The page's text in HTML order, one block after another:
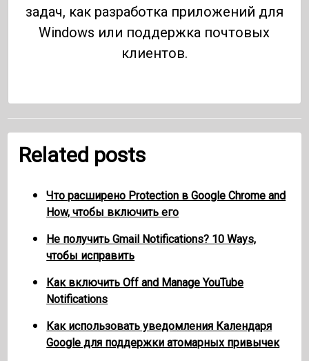
задач, как разработка приложений для
Windows или поддержка почтовых
клиентов.
Related posts
Что расширено Protection в Google Chrome and
How, чтобы включить его
Не получить Gmail Notifications? 10 Ways,
чтобы исправить
Как включить Off and Manage YouTube
Notifications
Как использовать уведомления Календаря
Google для поддержки атомарных привычек